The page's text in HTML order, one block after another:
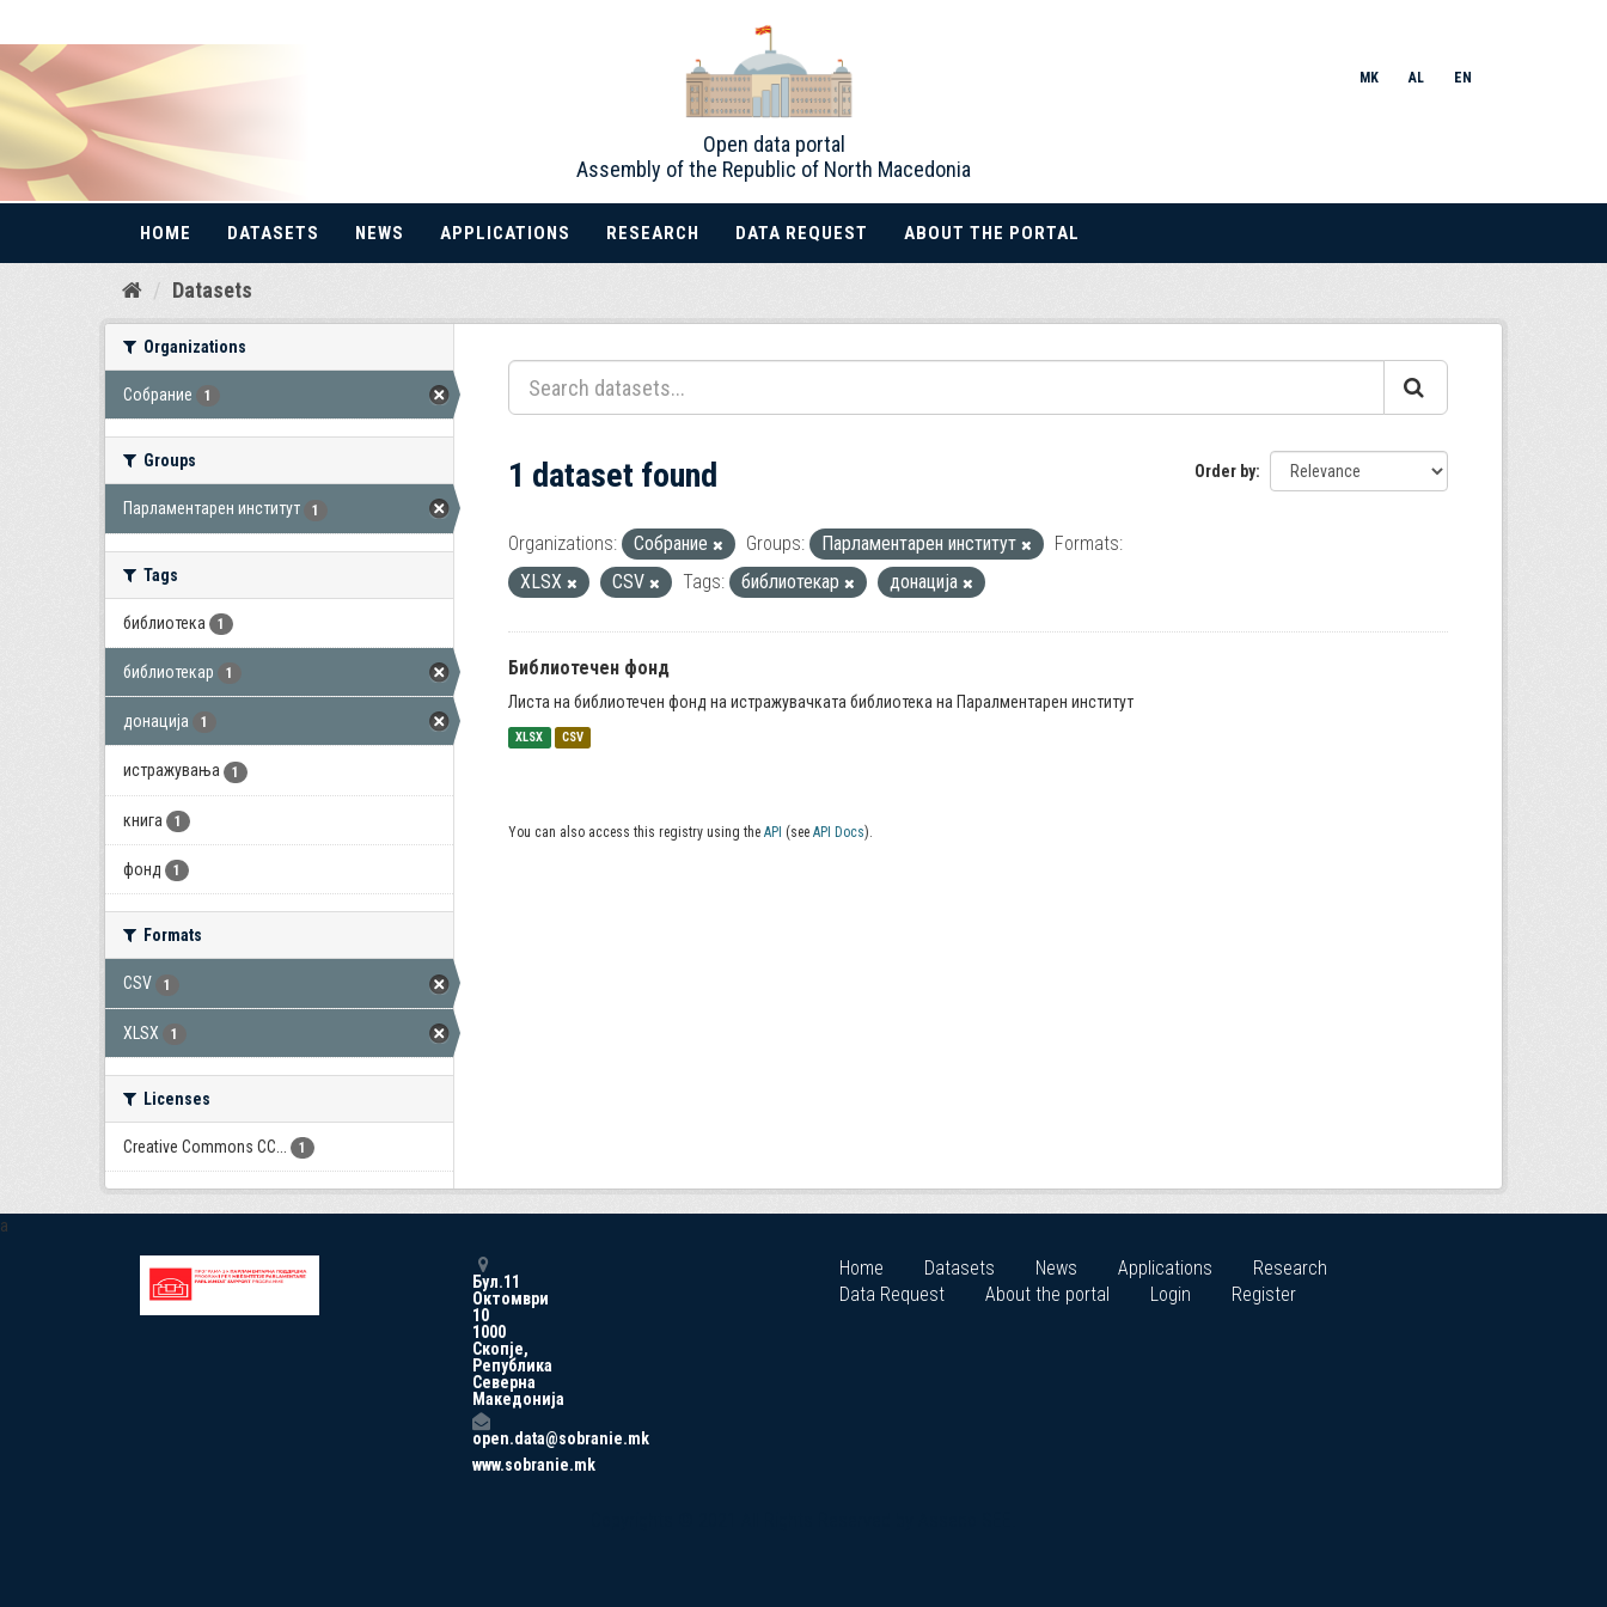
Skip
Open data portal
Assembly of the Republic of North Macedonia
MK AL EN
HOME DATASETS NEWS APPLICATIONS RESEARCH DATA REQUEST ABOUT THE PORTAL
Datasets
Organizations
Собрание 1
Groups
Парламентарен институт 1
Tags
библиотека 1
библиотекар 1
донација 1
истражувања 1
книга 1
фонд 1
Formats
CSV 1
XLSX 1
Licenses
Creative Commons CC... 1
Order by
1 dataset found
Organizations: Собрание Groups: Парламентарен институт
Formats:
XLSX
CSV Tags: библиотекар донација
Библиотечен фонд
Листа на библиотечен фонд на истражувачката библиотека на Паралментарен институт
XLSX CSV
You can also access this registry using the API (see API Docs).
a
Бул.11
Октомври
10
1000
Скопје,
Република
Северна
Македонија
open.data@sobranie.mk
www.sobranie.mk
Home Datasets News Applications
Research
Data Request
About the portal Login Register